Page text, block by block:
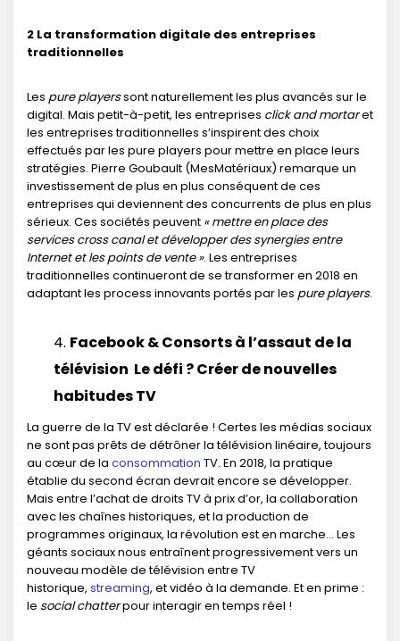
2 La transformation digitale des entreprises
traditionnelles
Les pure playerssont naturellement les plus avancés sur le
digital. Mais petit-à-petit, les entreprises click and mortaret
les entreprises traditionnelles s’inspirent des choix
effectués par les pure players pour mettre en place leurs
stratégies. Pierre Goubault (MesMatériaux) remarque un
investissement de plus en plus conséquent de ces
entreprises qui deviennent des concurrents de plus en plus
sérieux. Ces sociétés peuvent « mettre en place des
services cross canal et développer des synergies entre
Internet et les points de vente ». Les entreprises
traditionnelles continueront de se transformer en 2018 en
adaptant les process innovants portés par les pure players.
Facebook & Consorts à l’assaut de la
télévision Le défi ? Créer de nouvelles
habitudes TV
La guerre de la TV est déclarée ! Certes les médias sociaux
ne sont pas prêts de détrôner la télévision linéaire, toujours
au cœur de la consommation TV. En 2018, la pratique
établie du second écran devrait encore se développer.
Mais entre l’achat de droits TV à prix d’or, la collaboration
avec les chaînes historiques, et la production de
programmes originaux, la révolution est en marche… Les
géants sociaux nous entraînent progressivement vers un
nouveau modèle de télévision entre TV
historique, streaming, et vidéo à la demande. Et en prime :
le social chatterpour interagir en temps réel !